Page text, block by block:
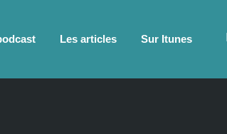
Les articles Sur Itunes